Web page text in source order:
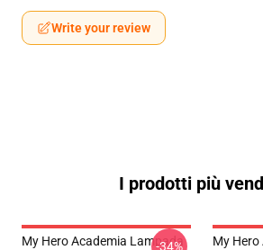
Write your review
I prodotti più
My Hero Academia Lampada
-34%
My